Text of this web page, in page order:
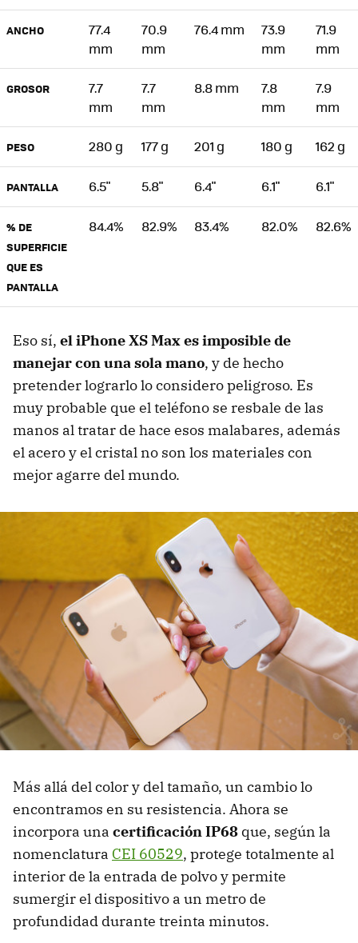
ANCHO
77.4
mm
70.9
mm
76.4 mm
73.9
mm
71.9
mm
GROSOR
7.7
mm
7.7
mm
8.8 mm
7.8
mm
7.9
mm
PESO 280 g 177 g 201 g 180 g 162 g
PANTALLA 6.5" 5.8" 6.4" 6.1" 6.1"
% DE
SUPERFICIE
QUE ES
PANTALLA
84.4% 82.9% 83.4% 82.0% 82.6%
Eso sí, el iPhone XS Max es imposible de
manejar con una sola mano, y de hecho
pretender lograrlo lo considero peligroso. Es
muy probable que el teléfono se resbale de las
manos al tratar de hace esos malabares, además
el acero y el cristal no son los materiales con
mejor agarre del mundo.
Más allá del color y del tamaño, un cambio lo
encontramos en su resistencia. Ahora se
incorpora una certificación IP68 que, según la
nomenclatura CEI 60529, protege totalmente al
interior de la entrada de polvo y permite
sumergir el dispositivo a un metro de
profundidad durante treinta minutos.